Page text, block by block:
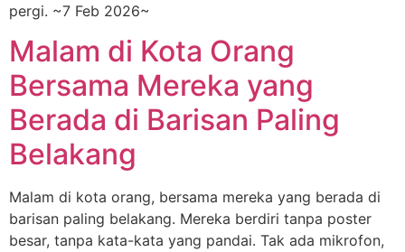
pergi. ~7 Feb 2026~
Malam di Kota Orang
Bersama Mereka yang
Berada di Barisan Paling
Belakang
Malam di kota orang, bersama mereka yang berada di
barisan paling belakang. Mereka berdiri tanpa poster
besar, tanpa kata-kata yang pandai. Tak ada mikrofon,